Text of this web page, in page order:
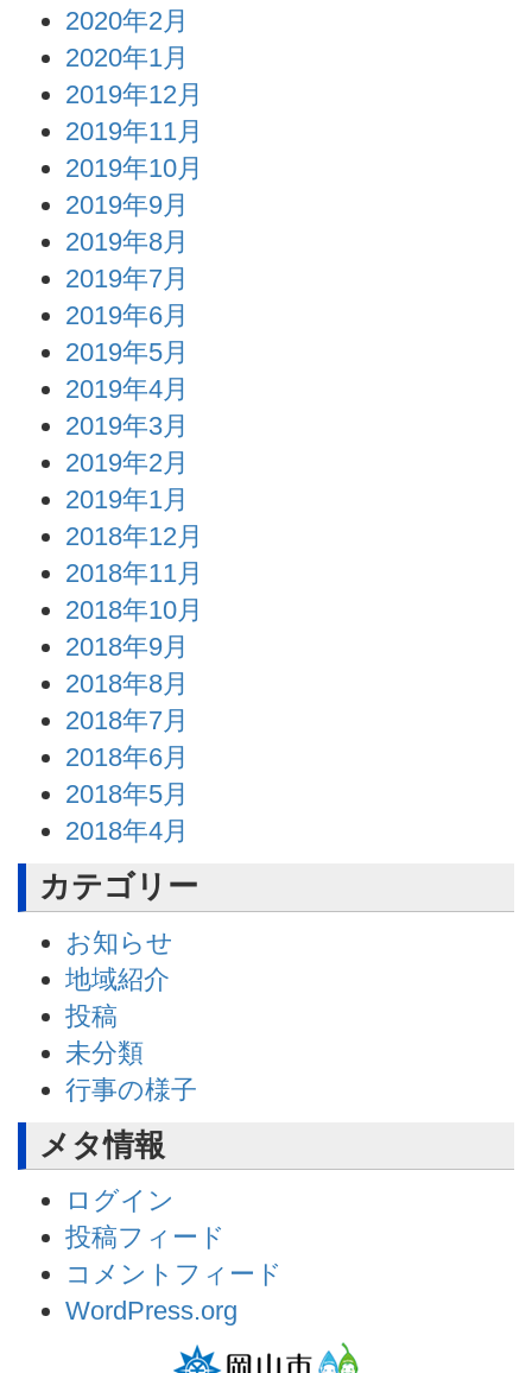
2020年2月
2020年1月
2019年12月
2019年11月
2019年10月
2019年9月
2019年8月
2019年7月
2019年6月
2019年5月
2019年4月
2019年3月
2019年2月
2019年1月
2018年12月
2018年11月
2018年10月
2018年9月
2018年8月
2018年7月
2018年6月
2018年5月
2018年4月
カテゴリー
お知らせ
地域紹介
投稿
未分類
行事の様子
メタ情報
ログイン
投稿フィード
コメントフィード
WordPress.org